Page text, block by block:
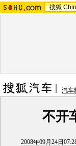
搜狐
汽车
不开
2008年09月24日